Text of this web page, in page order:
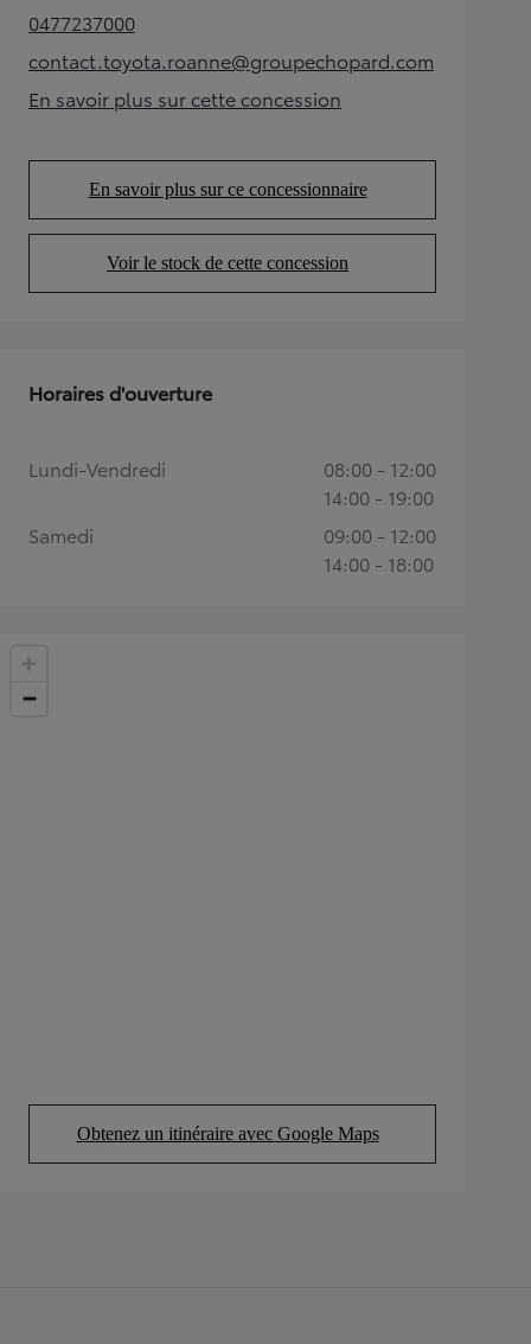
0477237000(Opens in new tab)
contact.toyota.roanne@groupechopard.com
(Opens in new tab)
En savoir plus sur cette concession
(Opens in new tab)
En savoir plus sur ce concessionnaire
(Opens in new tab)
Voir le stock de cette concession
(Opens in new tab)
Obtenez un itinéraire avec Google Maps
(Opens in new tab)
Horaires d'ouverture
Lundi-Vendredi
08:00 - 12:00
14:00 - 19:00
Samedi
09:00 - 12:00
14:00 - 18:00